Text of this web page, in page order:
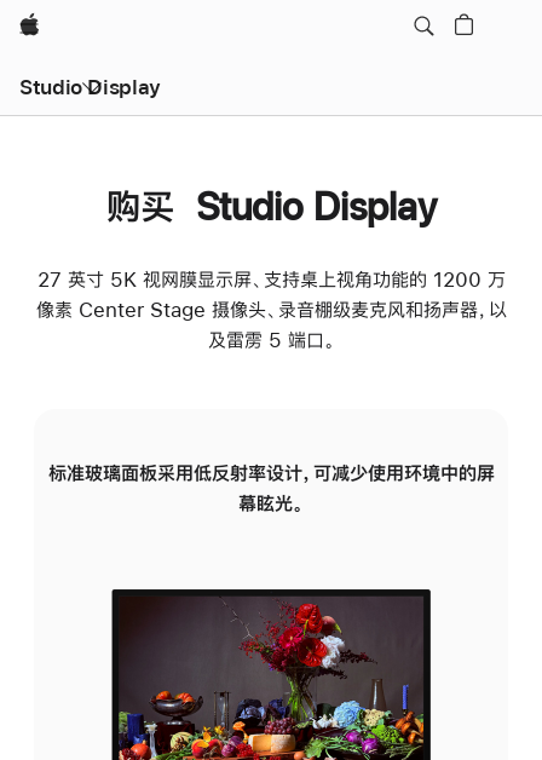
Apple
Studio Display
购买 Studio Display
27 英寸 5K 视网膜显示屏、支持桌上视角功能的 1200 万
像素 Center Stage 摄像头、录音棚级麦克风和扬声器，以
及雷雳 5 端口。
标准玻璃面板采用低反射率设计，可减少使用环境中的屏
幕眩光。